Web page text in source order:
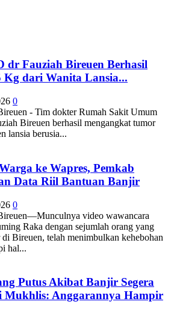
dr Fauziah Bireuen Berhasil
dari Wanita Lansia...
0
- Tim dokter Rumah Sakit Umum
Bireuen berhasil mengangkat tumor
lansia berusia...
ke Wapres, Pemkab
Data Riil Bantuan Banjir
0
video wawancara
Raka dengan sejumlah orang yang
Bireuen, telah menimbulkan kehebohan
hal...
Putus Akibat Banjir Segera
Mukhlis: Anggarannya Hampir